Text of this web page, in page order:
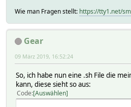
Wie man Fragen stellt: https://tty1.net/
Gear
09 März 2019, 16:52:24
So, ich habe nun eine .sh File die
kann, diese sieht so aus:
Code Auswählen